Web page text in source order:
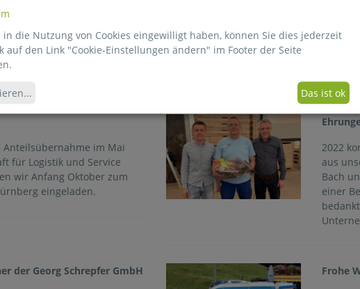
und wünschen frohe
und ein gesundes neues
und
Nürnberg Laufamholz
neuen Notfallrucksäcken.
Eine
Feier
Anteilsübernahme im Mai
für Logistik und Service
wir Anfang Oktober zum
eingeladen.
2022
aus
Bach
einer
der Georg Schrepfer GmbH
Frohe
in die Nutzung von Cookies eingewilligt haben, können Sie dies jederzeit
auf den Link "Cookie-Einstellungen ändern" im Footer der Seite
... Das ist ok